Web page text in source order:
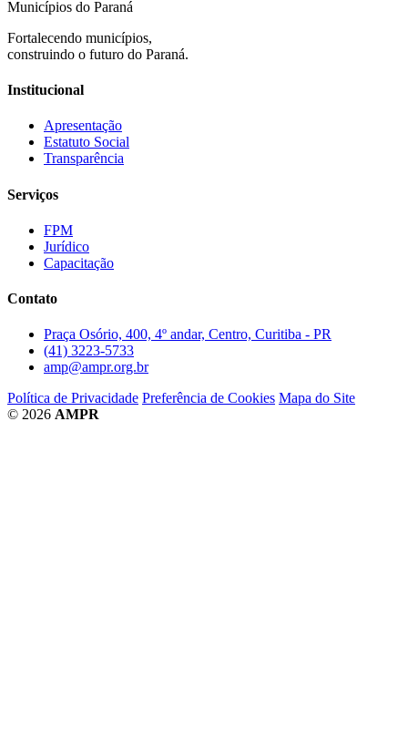
Municípios do Paraná
Fortalecendo municípios,
construindo o futuro do Paraná.
Institucional
Apresentação
Estatuto Social
Transparência
Serviços
FPM
Jurídico
Capacitação
Contato
Praça Osório, 400, 4º andar, Centro, Curitiba - PR
(41) 3223-5733
amp@ampr.org.br
Política de Privacidade Preferência de Cookies Mapa do Site
© 2026 AMPR